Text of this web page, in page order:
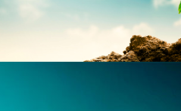
เกี่ยวกับธนาคาร
การพัฒนาที่ยั่งยืน